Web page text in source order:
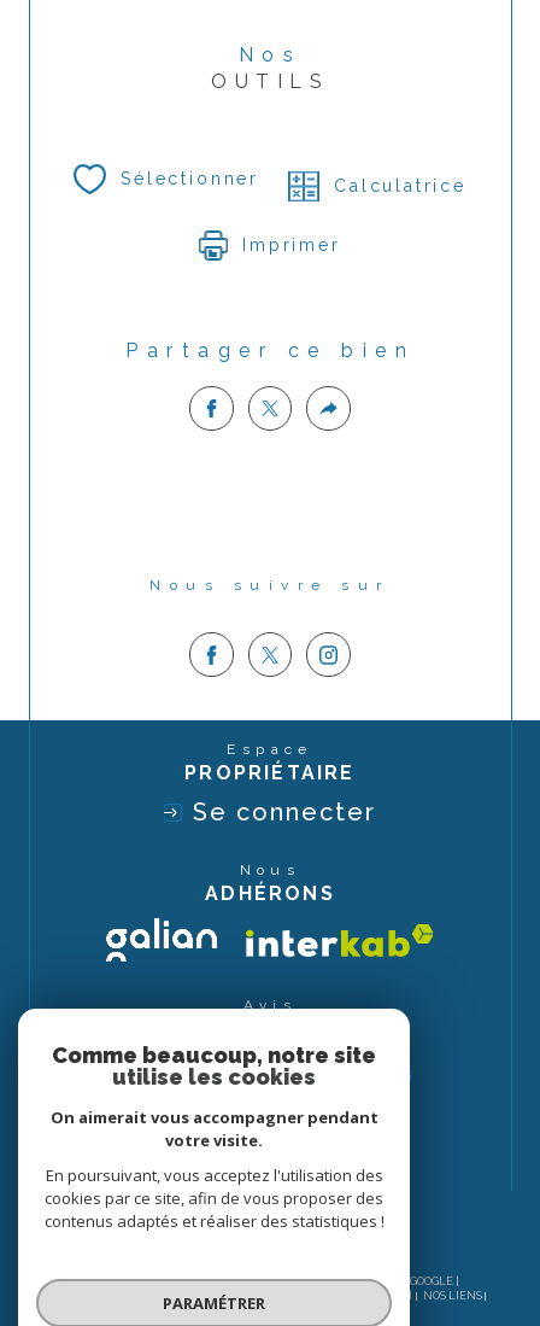
Nos
OUTILS
Sélectionner Calculatrice
Imprimer
Partager ce bien
Nous suivre sur
Espace
PROPRIÉTAIRE
Se connecter
Nous
ADHÉRONS
Avis
© 2026 | TOUS DROITS RÉSERVÉS | TRADUCTION POWERED BY GOOGLE |
PLAN DU SITE ADMIN
NOS LIENS
POLITIQUE RGPD
Comme beaucoup, notre site
utilise les cookies
On aimerait vous accompagner pendant
votre visite.
En poursuivant, vous acceptez l'utilisation des
cookies par ce site, afin de vous proposer des
contenus adaptés et réaliser des statistiques !
PARAMÉTRER